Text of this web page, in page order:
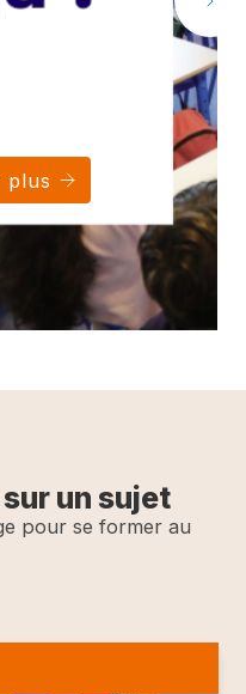
plus
un sujet
pour se former au